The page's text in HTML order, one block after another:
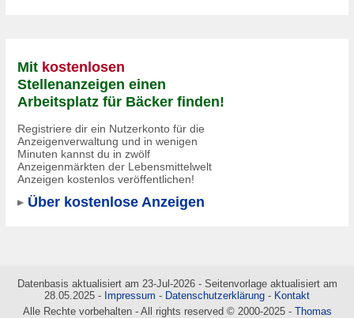
Mit kostenlosen
Stellenanzeigen einen
Arbeitsplatz für Bäcker finden!
Registriere dir ein Nutzerkonto für die
Anzeigenverwaltung und in wenigen
Minuten kannst du in zwölf
Anzeigenmärkten der Lebensmittelwelt
Anzeigen kostenlos veröffentlichen!
Über kostenlose Anzeigen
Datenbasis aktualisiert am 23-Jul-2026 - Seitenvorlage aktualisiert am
28.05.2025 - Impressum - Datenschutzerklärung - Kontakt
Alle Rechte vorbehalten - All rights reserved © 2000-2025 - Thomas